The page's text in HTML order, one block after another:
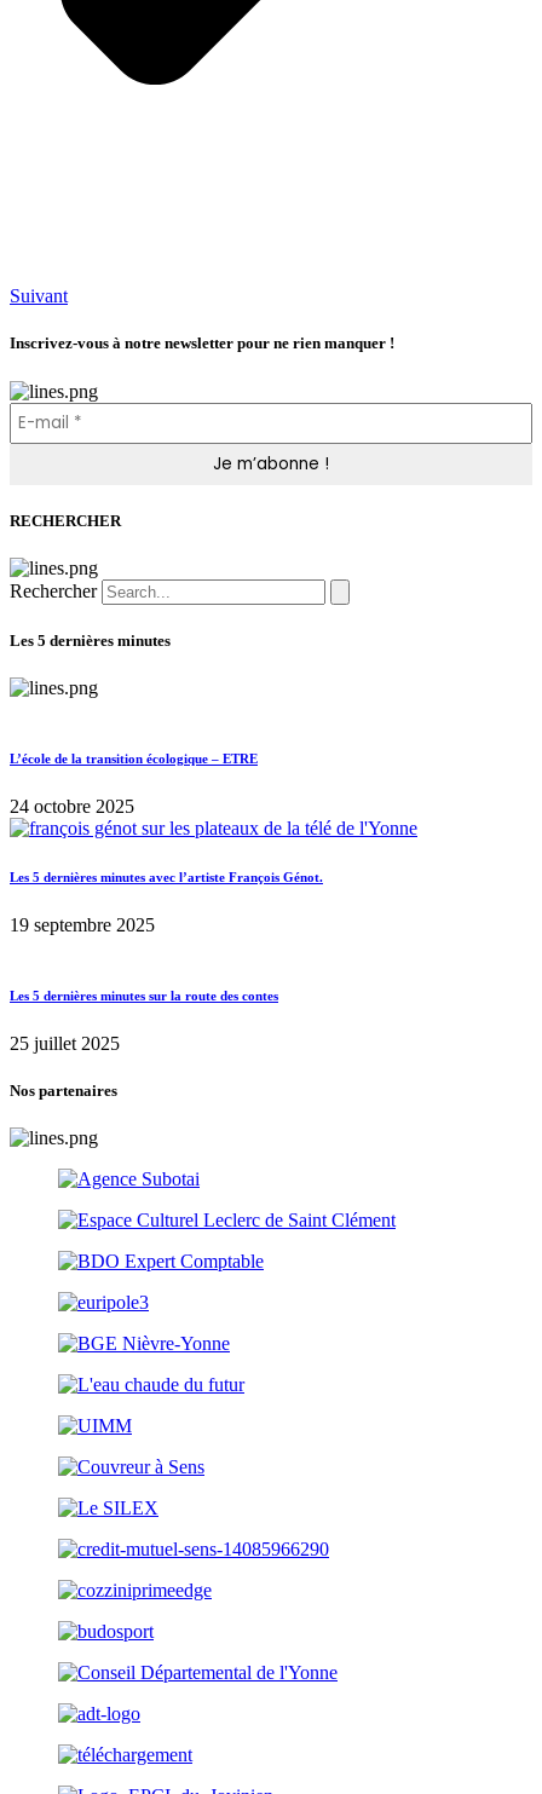
Suivant
Inscrivez-vous à notre newsletter pour ne rien manquer !
RECHERCHER
Rechercher
Les 5 dernières minutes
L’école de la transition écologique – ETRE
24 octobre 2025
Les 5 dernières minutes avec l’artiste François Génot.
19 septembre 2025
Les 5 dernières minutes sur la route des contes
25 juillet 2025
Nos partenaires